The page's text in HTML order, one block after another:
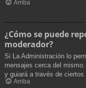
Arriba
¿Cómo se puede
moderador?
Si La Administración lo
mensajes cerca del
y guiará a través de
Arriba